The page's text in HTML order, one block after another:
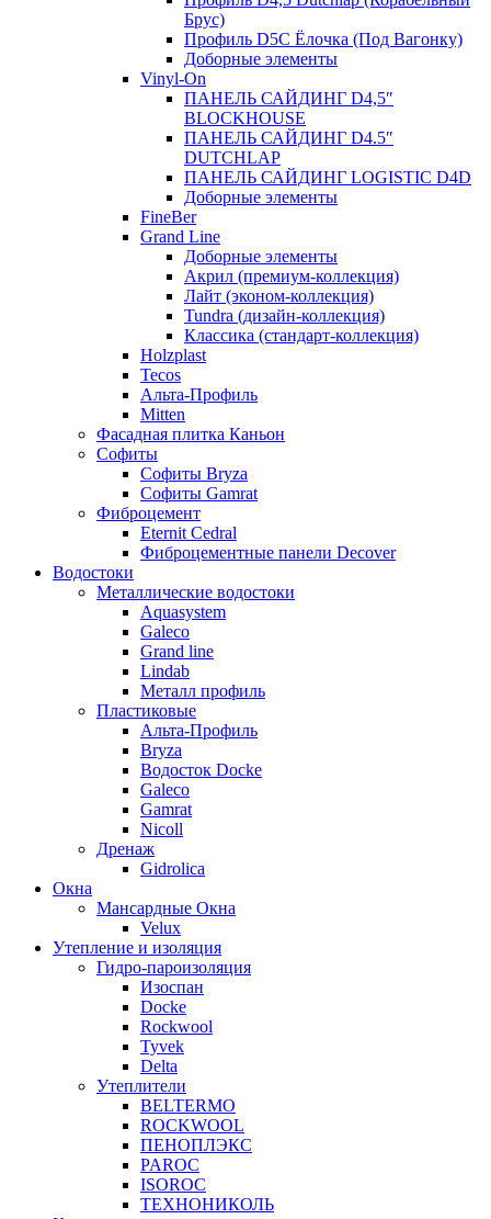
Брус)
Профиль D5C Ёлочка (Под Вагонку)
Доборные элементы
Vinyl-On
ПАНЕЛЬ САЙДИНГ D4,5″
BLOCKHOUSE
ПАНЕЛЬ САЙДИНГ D4.5″
DUTCHLAP
ПАНЕЛЬ САЙДИНГ LOGISTIC D4D
Доборные элементы
FineBer
Grand Line
Доборные элементы
Акрил (премиум-коллекция)
Лайт (эконом-коллекция)
Tundra (дизайн-коллекция)
Классика (стандарт-коллекция)
Holzplast
Tecos
Альта-Профиль
Mitten
Фасадная плитка Каньон
Софиты
Софиты Bryza
Софиты Gamrat
Фиброцемент
Eternit Cedral
Фиброцементные панели Decover
Водостоки
Металлические водостоки
Aquasystem
Galeco
Grand line
Lindab
Металл профиль
Пластиковые
Альта-Профиль
Bryza
Водосток Docke
Galeco
Gamrat
Nicoll
Дренаж
Gidrolica
Окна
Мансардные Окна
Velux
Утепление и изоляция
Гидро-пароизоляция
Изоспан
Docke
Rockwool
Tyvek
Delta
Утеплители
BELTERMO
ROCKWOOL
ПЕНОПЛЭКС
PAROC
ISOROC
ТЕХНОНИКОЛЬ